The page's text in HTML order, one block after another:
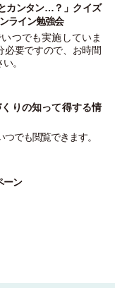
カンタン…？」クイズ
ライン勉強会
つでも実施していま
必要ですので、お時間
。
りの知って得する情
でも閲覧できます。
ーン